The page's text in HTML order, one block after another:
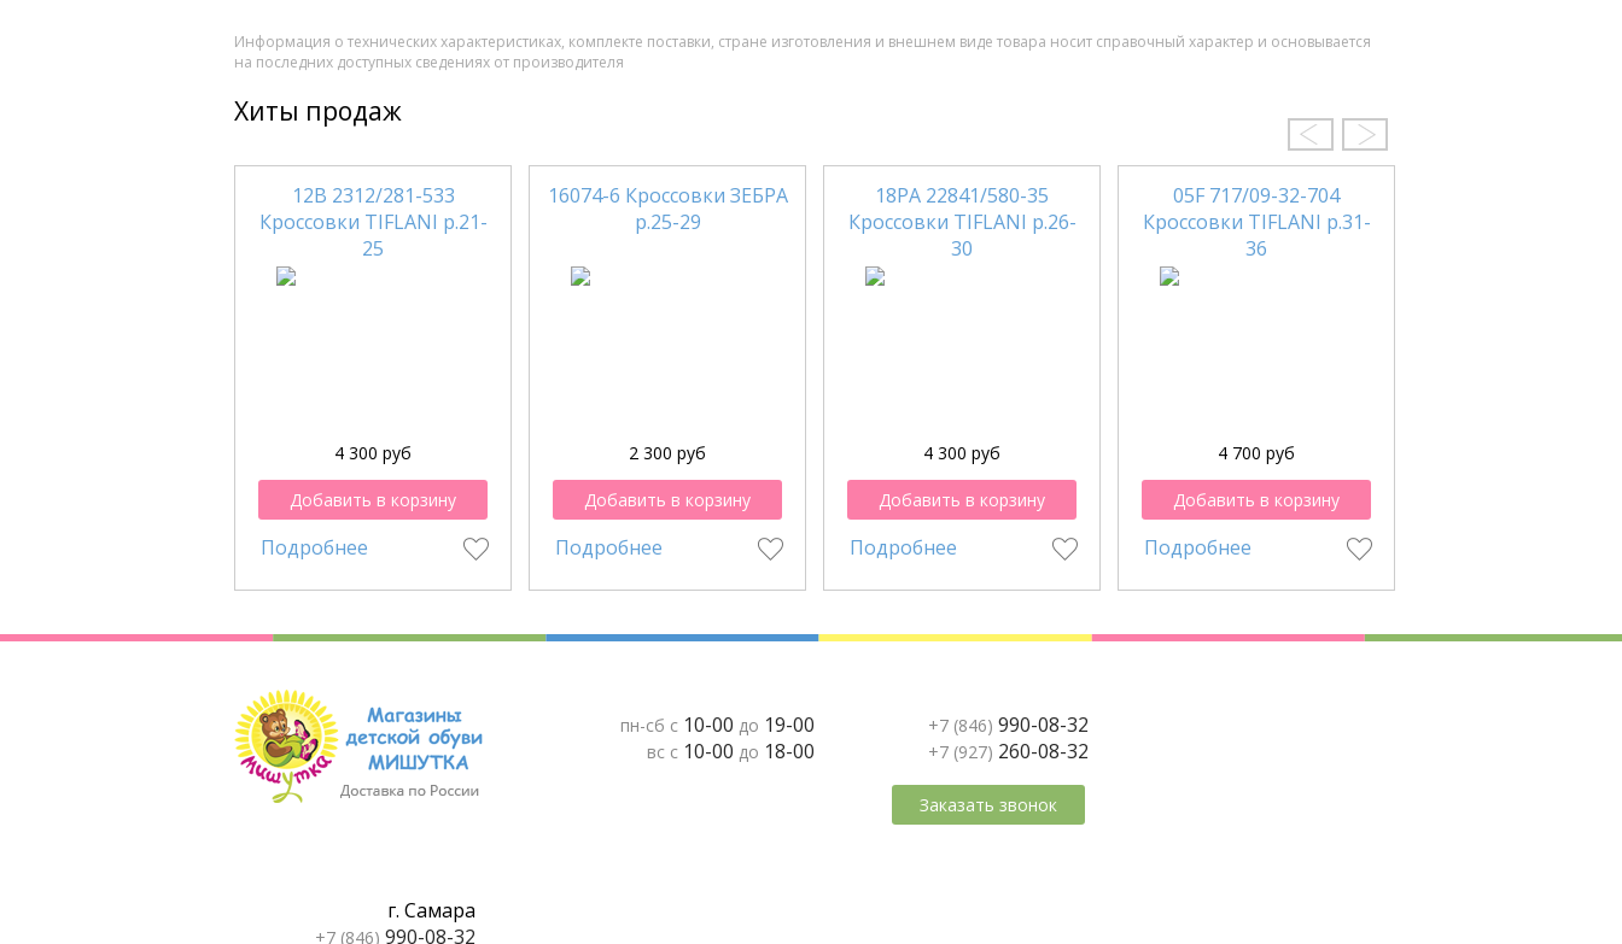
Информация о технических характеристиках, комплекте поставки, стране изготовления и внешнем виде товара носит справочный характер и основывается
на последних доступных сведениях от производителя
Хиты продаж
12В 2312/281-533
Кроссовки TIFLANI р.21-
25
4 300 руб
Добавить в корзину
Подробнее
16074-6 Кроссовки ЗЕБРА
р.25-29
2 300 руб
Добавить в корзину
Подробнее
18РА 22841/580-35
Кроссовки TIFLANI р.26-
30
4 300 руб
Добавить в корзину
Подробнее
05F 717/09-32-704
Кроссовки TIFLANI р.31-
36
4 700 руб
Добавить в корзину
Подробнее
пн-сб с 10-00 до 19-00
вс с 10-00 до 18-00
+7 (846) 990-08-32
+7 (927) 260-08-32
Заказать звонок
г. Самара
+7 (846) 990-08-32